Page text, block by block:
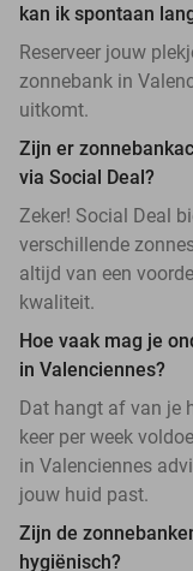
kan ik spontaan
Reserveer jouw
zonnebank in
uitkomt.
Zijn er
via Social Deal?
Zeker! Social Deal
verschillende
altijd van een
kwaliteit.
Hoe vaak mag je
in Valenciennes?
Dat hangt af van je
keer per week
in Valenciennes
jouw huid past.
Zijn de
hygiënisch?